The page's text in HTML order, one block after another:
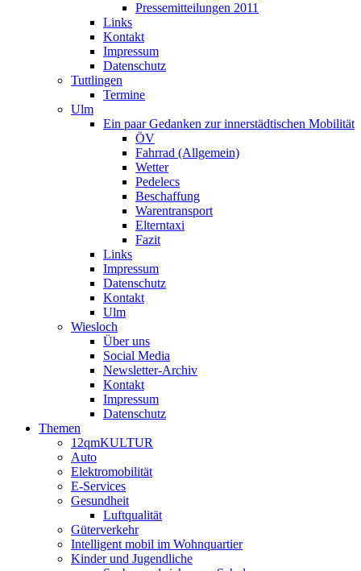
Pressemitteilungen 2011
Links
Kontakt
Impressum
Datenschutz
Tuttlingen
Termine
Ulm
Ein paar Gedanken zur innerstädtischen Mobilität
ÖV
Fahrrad (Allgemein)
Wetter
Pedelecs
Beschaffung
Warentransport
Elterntaxi
Fazit
Links
Impressum
Datenschutz
Kontakt
Ulm
Wiesloch
Über uns
Social Media
Newsletter-Archiv
Kontakt
Impressum
Datenschutz
Themen
12qmKULTUR
Auto
Elektromobilität
E-Services
Gesundheit
Luftqualität
Güterverkehr
Intelligent mobil im Wohnquartier
Kinder und Jugendliche